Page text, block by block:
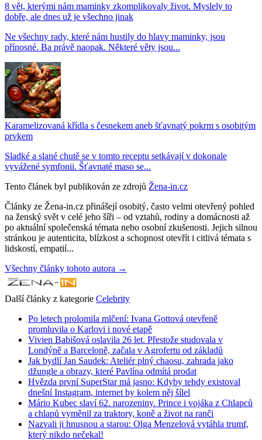
8 vět, kterými nám maminky zkomplikovaly život. Myslely to
dobře, ale dnes už je všechno jinak
Ne všechny rady, které nám hustily do hlavy maminky, jsou
přínosné. Ba právě naopak. Některé věty jsou...
Karamelizovaná křídla s česnekem aneb šťavnatý pokrm s osobitým
prvkem
Sladké a slané chutě se v tomto receptu setkávají v dokonale
vyvážené symfonii. Šťavnaté maso se...
Tento článek byl publikován ze zdrojů Žena-in.cz
Články ze Žena-in.cz přinášejí osobitý, často velmi otevřený pohled
na ženský svět v celé jeho šíři – od vztahů, rodiny a domácnosti až
po aktuální společenská témata nebo osobní zkušenosti. Jejich silnou
stránkou je autenticita, blízkost a schopnost otevřít i citlivá témata s
lidskostí, empatií...
Všechny články tohoto autora →
Další články z kategorie Celebrity
Po letech prolomila mlčení: Ivana Gottová otevřeně
promluvila o Karlovi i nové etapě
Vivien Babišová oslavila 26 let. Přestože studovala v
Londýně a Barceloně, začala v Agrofertu od základů
Jak bydlí Jan Saudek: Ateliér plný chaosu, zahrada jako
džungle a obrazy, které Pavlína odmítá prodat
Hvězda první SuperStar má jasno: Kdyby tehdy existoval
dnešní Instagram, internet by kolem něj šílel
Mário Kubec slaví 62. narozeniny. Prince i vojáka z Chlapců
a chlapů vyměnil za traktory, koně a život na ranči
Nazvali ji hnusnou a starou: Olga Menzelová vytáhla trumf,
který nikdo nečekal!